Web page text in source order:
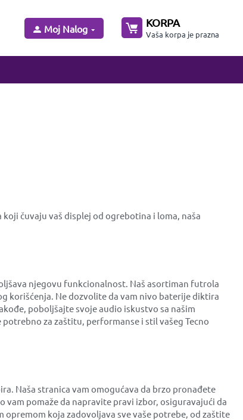
Moj Nalog KORPA
Vaša korpa je prazna
čuvaju vaš displej od ogrebotina i loma, naša
njegovu funkcionalnost. Naš asortiman futrola
korišćenja. Ne dozvolite da vam nivo baterije diktira
poboljšajte svoje audio iskustvo sa našim
za zaštitu, performanse i stil vašeg Tecno
Naša stranica vam omogućava da brzo pronađete
pomaže da napravite pravi izbor, osiguravajući da
opremom koja zadovoljava sve vaše potrebe, od zaštite